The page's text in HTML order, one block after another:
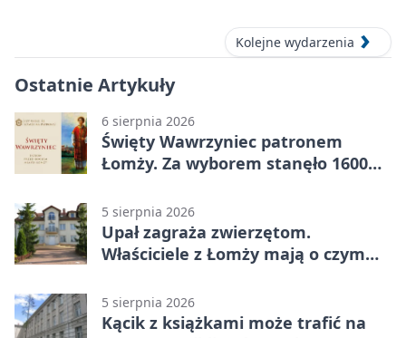
Kolejne wydarzenia
Ostatnie Artykuły
6 sierpnia 2026
Święty Wawrzyniec patronem
Łomży. Za wyborem stanęło 1600
5 sierpnia 2026
Upał zagraża zwierzętom.
Właściciele z Łomży mają o czym
5 sierpnia 2026
Kącik z książkami może trafić na